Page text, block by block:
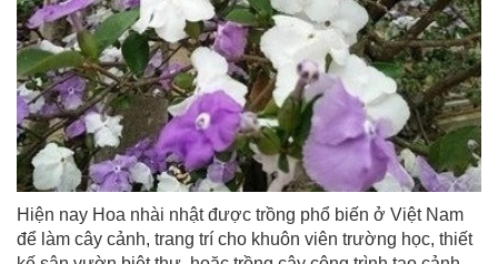
Hiện nay Hoa nhài nhật được trồng phổ biến ở Việt Nam
để làm cây cảnh, trang trí cho khuôn viên trường học, thiết